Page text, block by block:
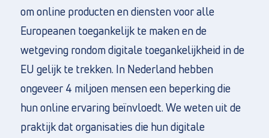
om online producten en diensten voor alle
Europeanen toegankelijk te maken en de
wetgeving rondom digitale toegankelijkheid in de
EU gelijk te trekken. In Nederland hebben
ongeveer 4 miljoen mensen een beperking die
hun online ervaring beïnvloedt. We weten uit de
praktijk dat organisaties die hun digitale